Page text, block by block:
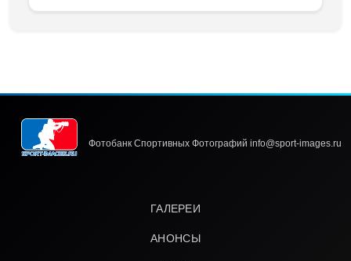
Фотобанк Спортивных Фотографий info@sport-images.ru
ГАЛЕРЕИ
АНОНСЫ